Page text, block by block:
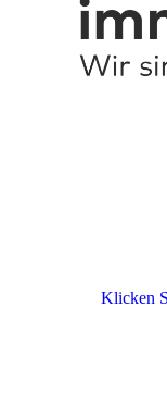
Klicken